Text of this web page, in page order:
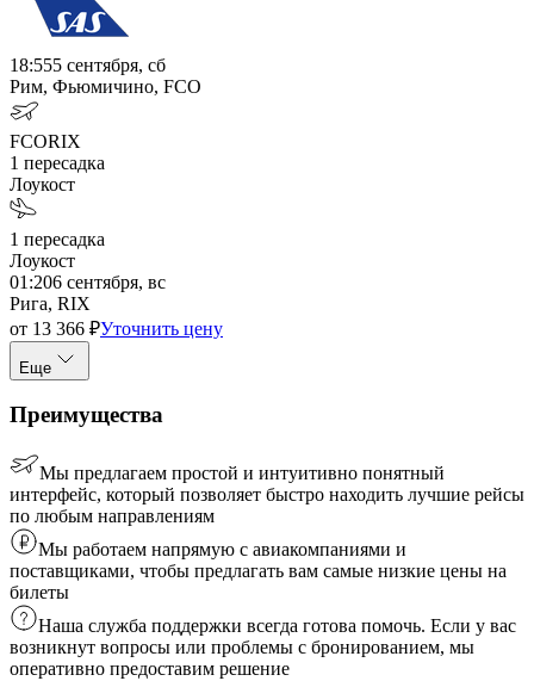
18:555 сентября, сб
Рим, Фьюмичино, FCO
FCORIX
1 пересадка
Лоукост
1 пересадка
Лоукост
01:206 сентября, вс
Рига, RIX
от 13 366 ₽Уточнить цену
Еще
Преимущества
Мы предлагаем простой и интуитивно понятный
интерфейс, который позволяет быстро находить лучшие рейсы
по любым направлениям
Мы работаем напрямую с авиакомпаниями и
поставщиками, чтобы предлагать вам самые низкие цены на
билеты
Наша служба поддержки всегда готова помочь. Если у вас
возникнут вопросы или проблемы с бронированием, мы
оперативно предоставим решение